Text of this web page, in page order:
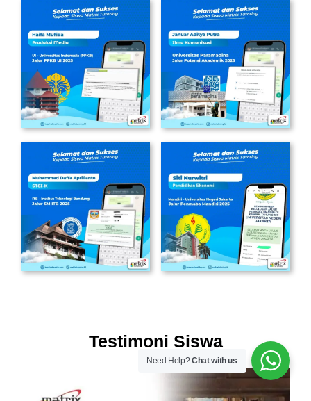
Testimoni Siswa
Need Help?Chat with us